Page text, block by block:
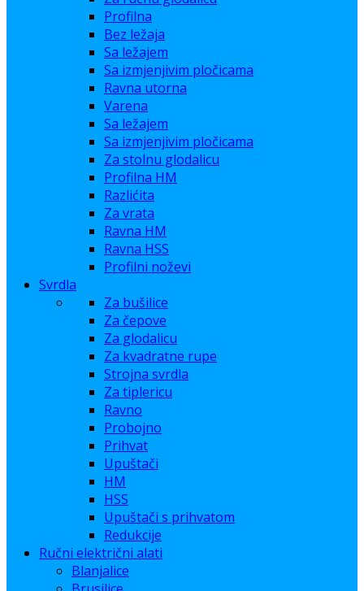
Profilna
Bez ležaja
Sa ležajem
Sa izmjenjivim pločicama
Ravna utorna
Varena
Sa ležajem
Sa izmjenjivim pločicama
Za stolnu glodalicu
Profilna HM
Razlićita
Za vrata
Ravna HM
Ravna HSS
Profilni noževi
Svrdla
Za bušilice
Za čepove
Za glodalicu
Za kvadratne rupe
Strojna svrdla
Za tiplericu
Ravno
Probojno
Prihvat
Upuštači
HM
HSS
Upuštači s prihvatom
Redukcije
Ručni električni alati
Blanjalice